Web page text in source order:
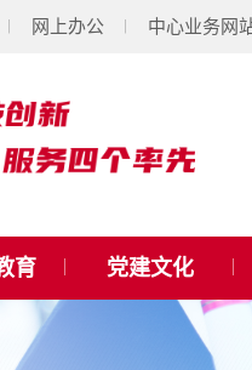
网上办公 中心业务网
育 党建文化